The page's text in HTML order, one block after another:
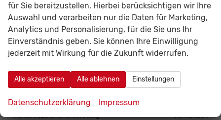
Regensensor
vorhanden
Reifendrucküberwachung mit Druckanzeige (TPMS)
vorhanden
Reifenreparaturset
vorhanden
Spurverlassenswarnung
vorhanden
TCS (Traction Control System)
vorhanden
Vehicle Dynamic Control
Verkehrszeichenerkennung
vorhanden
für Sie bereitzustellen. Hierbei berücksichtigen wir Ihre
Auswahl und verarbeiten nur die Daten für Marketing,
Analytics und Personalisierung, für die Sie uns Ihr
Einverständnis geben. Sie können Ihre Einwilligung
jederzeit mit Wirkung für die Zukunft widerrufen.
Alle akzeptieren Alle ablehnen Einstellungen
Datenschutzerklärung Impressum